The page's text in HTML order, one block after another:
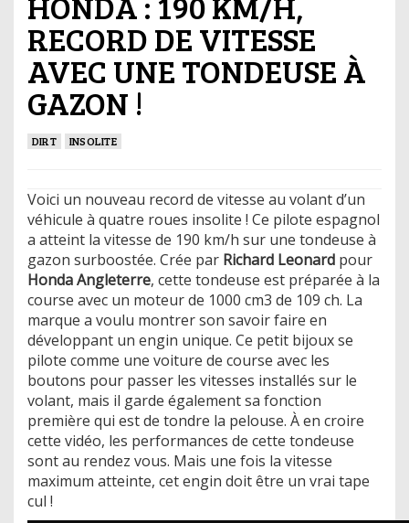
RECORD DE VITESSE
AVEC UNE TONDEUSE À
GAZON !
DIRT INSOLITE
Voici un nouveau record de vitesse au volant d’un
véhicule à quatre roues insolite ! Ce pilote espagnol
a atteint la vitesse de 190 km/h sur une tondeuse à
gazon surboostée. Crée par Richard Leonard pour
Honda Angleterre, cette tondeuse est préparée à la
course avec un moteur de 1000 cm3 de 109 ch. La
marque a voulu montrer son savoir faire en
développant un engin unique. Ce petit bijoux se
pilote comme une voiture de course avec les
boutons pour passer les vitesses installés sur le
volant, mais il garde également sa fonction
première qui est de tondre la pelouse. À en croire
cette vidéo, les performances de cette tondeuse
sont au rendez vous. Mais une fois la vitesse
maximum atteinte, cet engin doit être un vrai tape
cul !